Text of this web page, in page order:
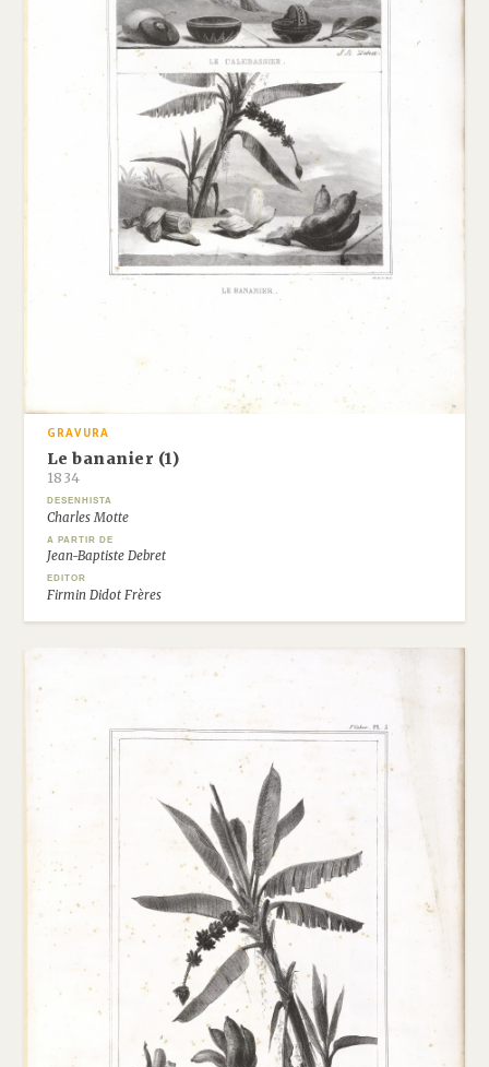
GRAVURA
Le bananier (1)
1834
DESENHISTA
Charles Motte
A PARTIR DE
Jean-Baptiste Debret
EDITOR
Firmin Didot Frères